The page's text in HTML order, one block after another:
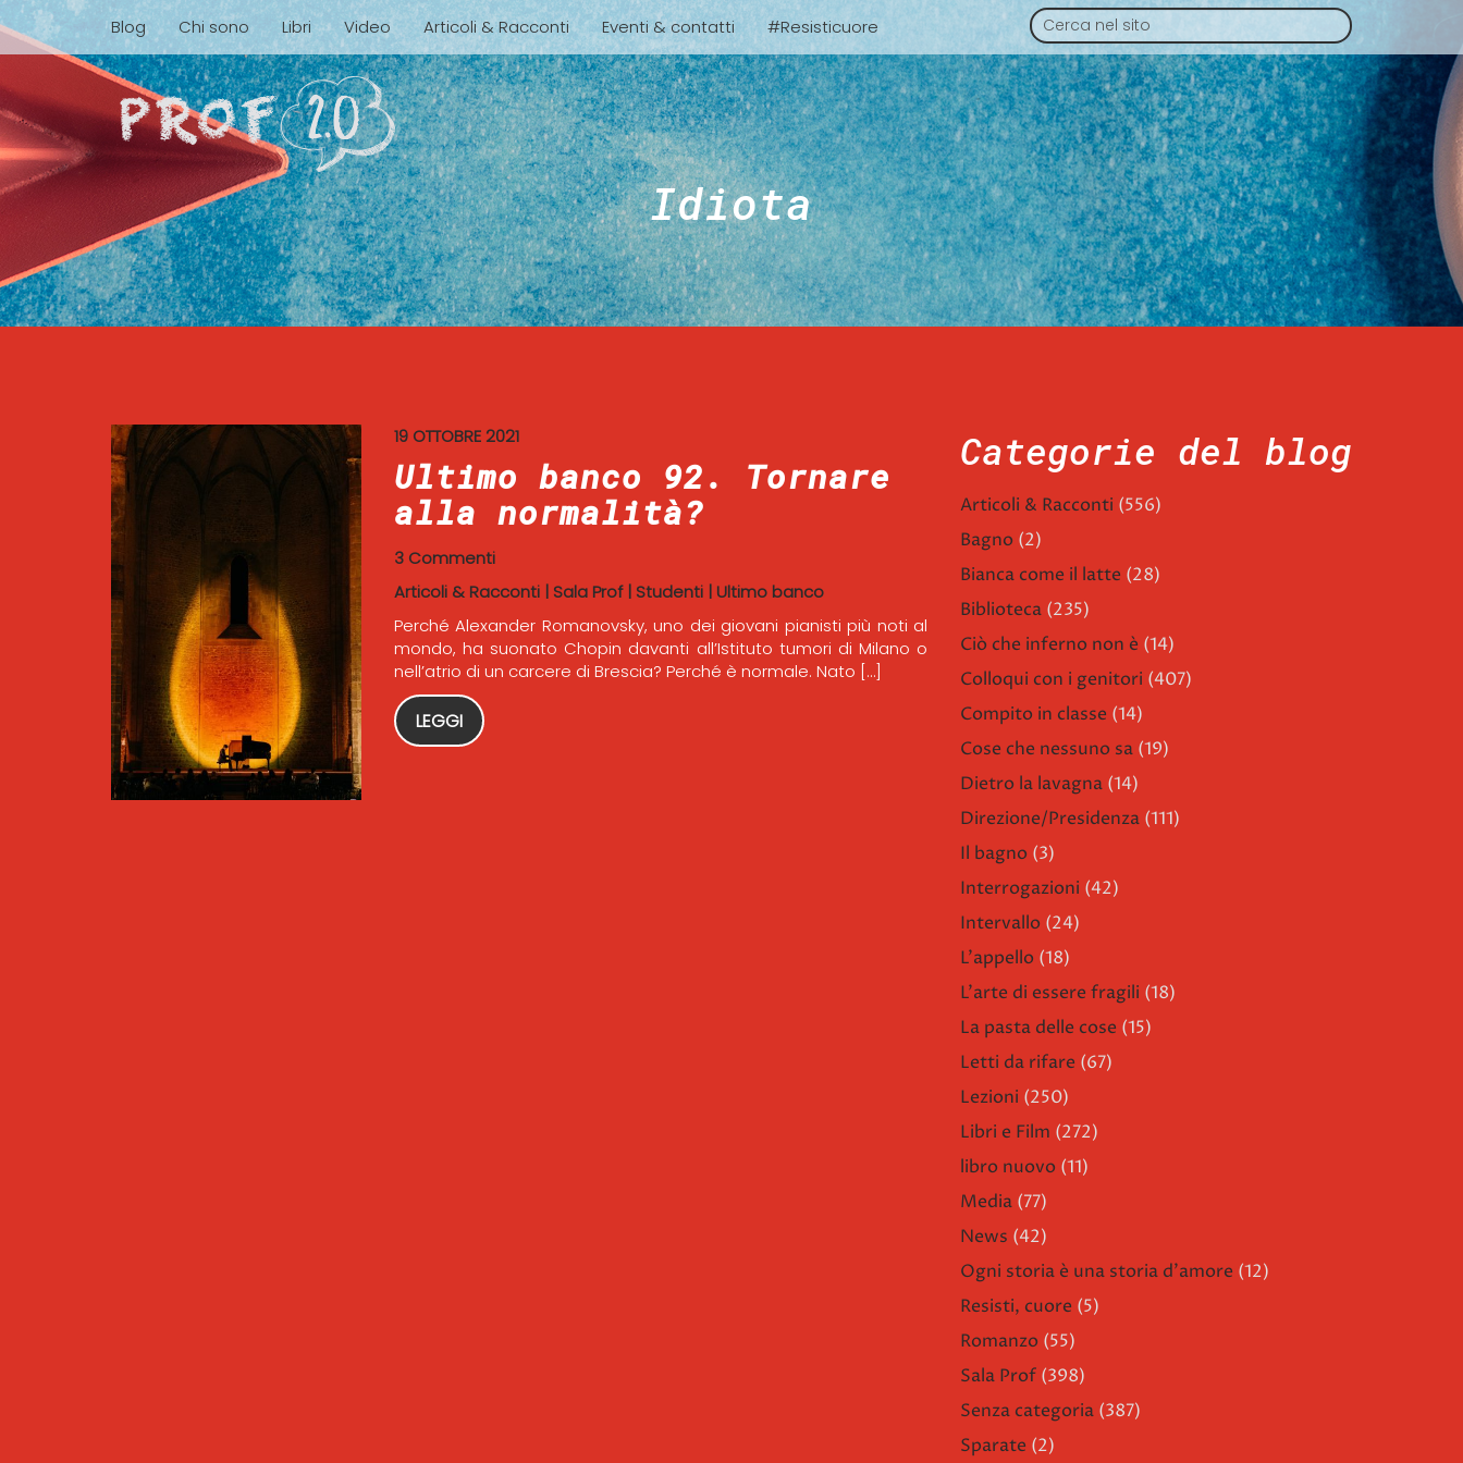
Blog Chi sono Libri Video Articoli & Racconti Eventi & contatti #Resisticuore
Idiota
19 OTTOBRE 2021
Ultimo banco 92. Tornare
alla normalità?
3 Commenti
Articoli & Racconti| Sala Prof| Studenti| Ultimo banco
Perché Alexander Romanovsky, uno dei giovani pianisti più noti al
mondo, ha suonato Chopin davanti all’Istituto tumori di Milano o
nell’atrio di un carcere di Brescia? Perché è normale. Nato […]
LEGGI
Categorie del blog
Articoli & Racconti (556)
Bagno (2)
Bianca come il latte (28)
Biblioteca (235)
Ciò che inferno non è (14)
Colloqui con i genitori (407)
Compito in classe (14)
Cose che nessuno sa (19)
Dietro la lavagna (14)
Direzione/Presidenza (111)
Il bagno (3)
Interrogazioni (42)
Intervallo (24)
L'appello (18)
L'arte di essere fragili (18)
La pasta delle cose (15)
Letti da rifare (67)
Lezioni (250)
Libri e Film (272)
libro nuovo (11)
Media (77)
News (42)
Ogni storia è una storia d'amore (12)
Resisti, cuore (5)
Romanzo (55)
Sala Prof (398)
Senza categoria (387)
Sparate (2)